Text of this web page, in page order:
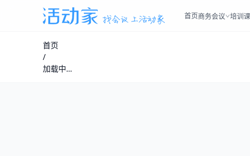
首页商务会议 培训
首页
/
加载中...